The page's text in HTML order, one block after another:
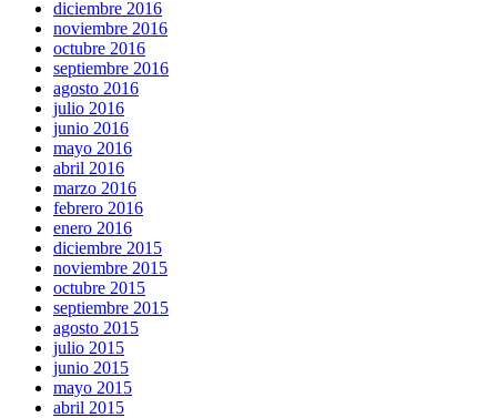
diciembre 2016
noviembre 2016
octubre 2016
septiembre 2016
agosto 2016
julio 2016
junio 2016
mayo 2016
abril 2016
marzo 2016
febrero 2016
enero 2016
diciembre 2015
noviembre 2015
octubre 2015
septiembre 2015
agosto 2015
julio 2015
junio 2015
mayo 2015
abril 2015